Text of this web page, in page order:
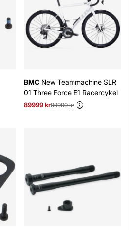
BMC New Teammachine SLR
01 Three Force E1 Racercykel
89999 kr
Ordinarie pris:
99999 kr